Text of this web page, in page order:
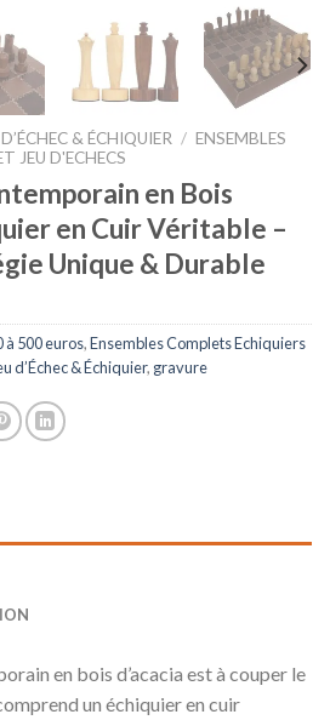
& ÉCHIQUIER / ENSEMBLES
JEU D'ECHECS
en Bois
en Cuir Véritable –
Unique & Durable
à 500 euros,Ensembles Complets Echiquiers
d’Échec & Échiquier, gravure
en bois d’acacia est à couper le
un échiquier en cuir